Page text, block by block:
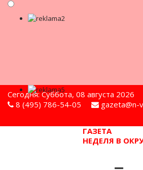
Сегодня: Суббота, 08 августа 2026
8 (495) 786-54-05
gazeta@n-
ГАЗЕТА
НЕДЕЛЯ В